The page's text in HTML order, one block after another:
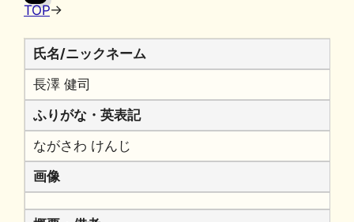
TOP→
氏名/ニックネーム
長澤 健司
ふりがな・英表記
ながさわ けんじ
画像